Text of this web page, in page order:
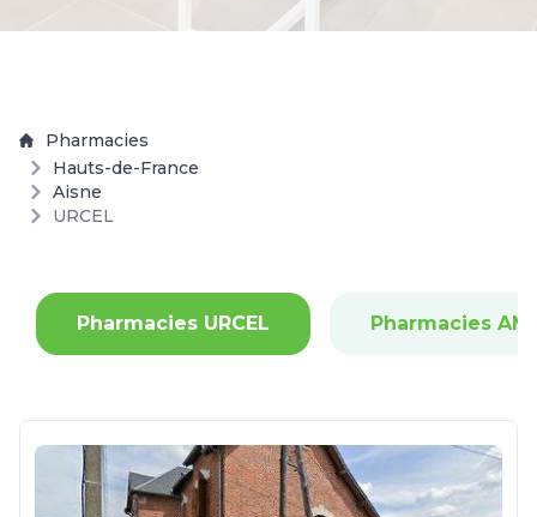
Pharmacies
Hauts-de-France
Aisne
URCEL
Pharmacies URCEL Pharmacies